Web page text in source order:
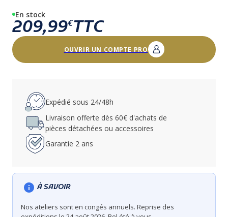
En stock
209,99€TTC
OUVRIR UN COMPTE PRO
Expédié sous 24/48h
Livraison offerte dès 60€ d'achats de
pièces détachées ou accessoires
Garantie 2 ans
À SAVOIR
Nos ateliers sont en congés annuels. Reprise des